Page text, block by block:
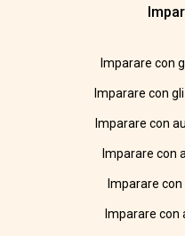
Imparare con
Imparare con
Imparare con
Imparare con
Imparare
Imparare con